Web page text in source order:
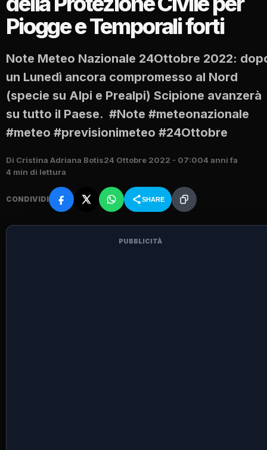
Piogge e Temporali forti
Note Meteo Nazionale 24Ottobre 2022:
un Lunedì ancora compromesso al Nord
(specie su Alpi e Prealpi) Scipione avanzerà
su tutto il Paese. #Note #meteonazionale
#meteo #previsionimeteo #24Ottobre
Di Cristina Adriana Botis24 Ottobre 2022 - 07:004 anni fa
4 min di lettura
CONDIVIDI SHARE
PUBBLICITÀ